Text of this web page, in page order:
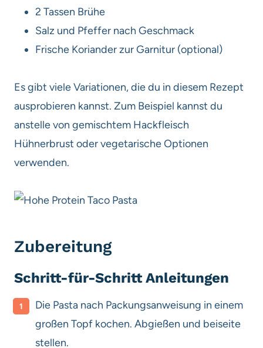
2 Tassen Brühe
Salz und Pfeffer nach Geschmack
Frische Koriander zur Garnitur (optional)
Es gibt viele Variationen, die du in diesem Rezept
ausprobieren kannst. Zum Beispiel kannst du
anstelle von gemischtem Hackfleisch
Hühnerbrust oder vegetarische Optionen
verwenden.
Zubereitung
Schritt-für-Schritt Anleitungen
Die Pasta nach Packungsanweisung in einem
großen Topf kochen. Abgießen und beiseite
stellen.